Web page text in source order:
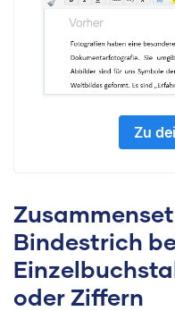
Zu
Bindestrich
oder Ziffern